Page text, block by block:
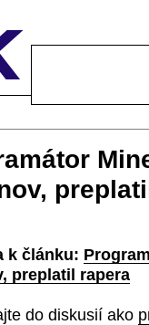
k článku:
preplatil rapera
do diskusií ako